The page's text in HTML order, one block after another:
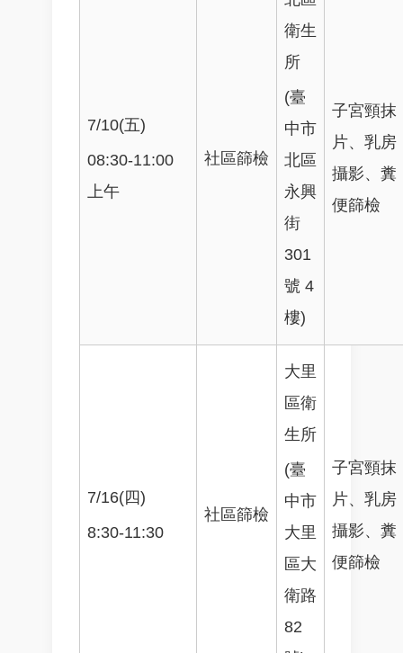
7/10(五)
08:30-11:00
上午
社區篩檢
衛生
所
(臺
中市
北區
永興
街
301
號 4
樓)
子宮頸抹
片、乳房
攝影、糞
便篩檢
7/16(四)
8:30-11:30
社區篩檢
大里
區衛
生所
(臺
中市
大里
區大
衛路
82
子宮頸抹
片、乳房
攝影、糞
便篩檢